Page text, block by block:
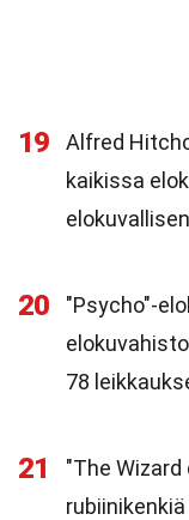
19
Alfred
kaikissa
20
"Psycho"-
78
21
"The